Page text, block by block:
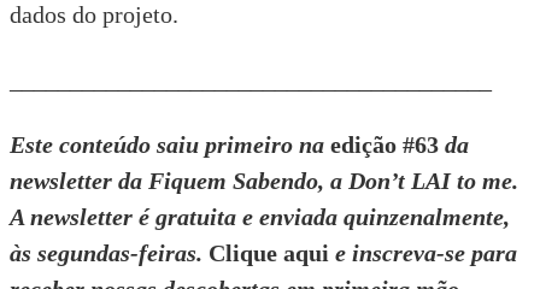
dados do projeto.
Este conteúdo saiu primeiro na edição #63 da
newsletter da Fiquem Sabendo, a Don’t LAI to me.
A newsletter é gratuita e enviada quinzenalmente,
às segundas-feiras. Clique aqui e inscreva-se para